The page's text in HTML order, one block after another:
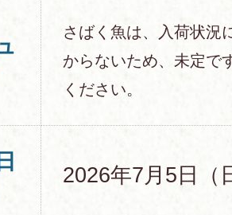
さばく魚は、入荷状況
からないため、未定で
ください。
2026年7月5日（